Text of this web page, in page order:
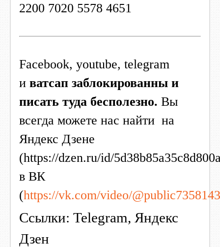
2200 7020 5578 4651
Facebook, youtube, telegram
и ватсап заблокированны и
писать туда бесполезно. Вы
всегда можете нас найти на
Яндекс Дзене
(https://dzen.ru/id/
в ВК
(https://vk.com/video/
Ссылки: Telegram, Яндекс
Дзен